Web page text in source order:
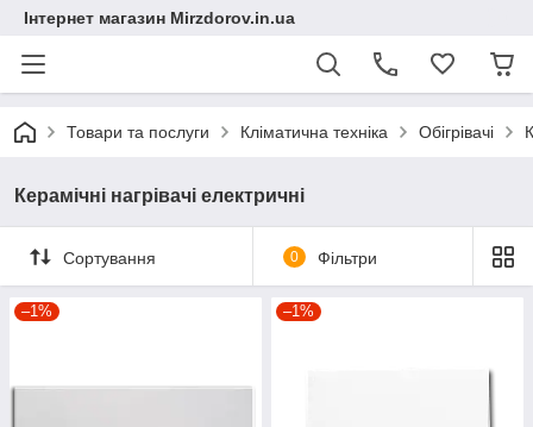
Інтернет магазин Mirzdorov.in.ua
Товари та послуги Кліматична техніка Обігрівачі
Керамічні нагрівачі електричні
Сортування 0 Фільтри
–1% –1%